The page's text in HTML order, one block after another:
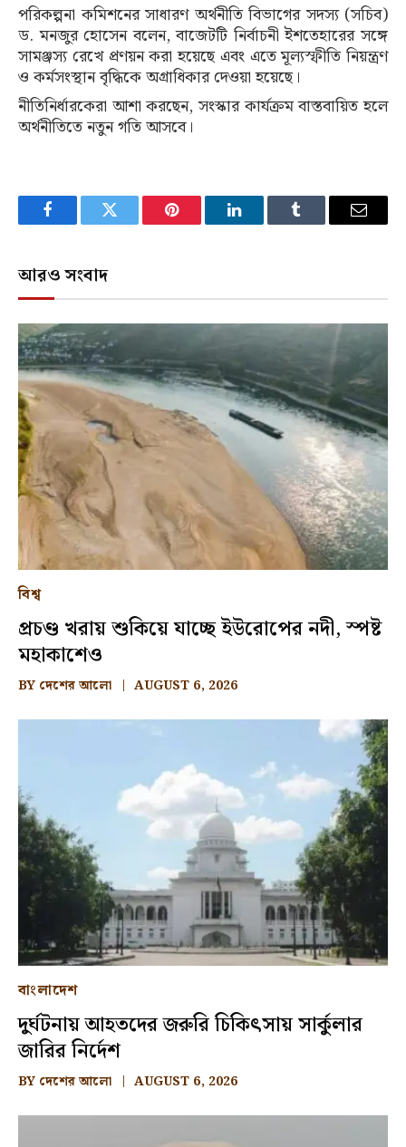
পরিকল্পনা কমিশনের সাধারণ অর্থনীতি বিভাগের সদস্য (সচিব)
ড. মনজুর হোসেন বলেন, বাজেটটি নির্বাচনী ইশতেহারের সঙ্গে
সামঞ্জস্য রেখে প্রণয়ন করা হয়েছে এবং এতে মূল্যস্ফীতি নিয়ন্ত্রণ
ও কর্মসংস্থান বৃদ্ধিকে অগ্রাধিকার দেওয়া হয়েছে।
নীতিনির্ধারকেরা আশা করছেন, সংস্কার কার্যক্রম বাস্তবায়িত হলে
অর্থনীতিতে নতুন গতি আসবে।
FacebookTwitter Pinterest LinkedInTumblr Email
আরও সংবাদ
বিশ্ব
প্রচণ্ড খরায় শুকিয়ে যাচ্ছে ইউরোপের নদী, স্পষ্ট
মহাকাশেও
BY দেশের আলো AUGUST 6, 2026
বাংলাদেশ
দুর্ঘটনায় আহতদের জরুরি চিকিৎসায় সার্কুলার
জারির নির্দেশ
BY দেশের আলো AUGUST 6, 2026